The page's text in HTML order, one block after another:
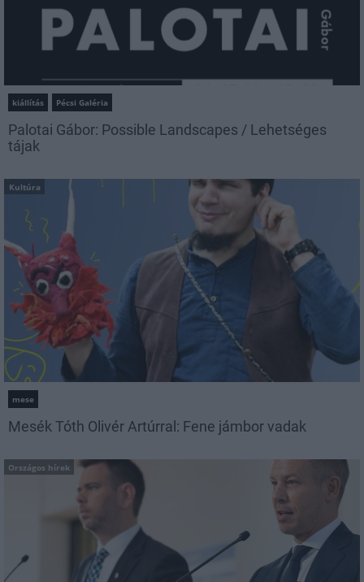
kiállítás Pécsi Galéria
Palotai Gábor: Possible Landscapes / Lehetséges
tájak
Kultúra
mese
Mesék Tóth Olivér Artúrral: Fene jámbor vadak
Országos hírek